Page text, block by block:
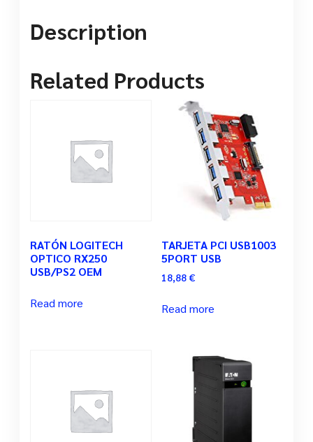
Description
Related Products
RATÓN LOGITECH
OPTICO RX250
USB/PS2 OEM
Read more
TARJETA PCI USB1003
5PORT USB
18,88 €
Read more